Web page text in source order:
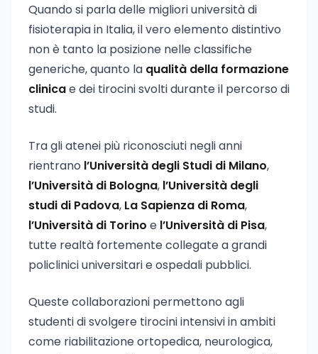
Quando si parla delle migliori università di
fisioterapia in Italia, il vero elemento distintivo
non è tanto la posizione nelle classifiche
generiche, quanto la qualità della formazione
clinicae dei tirocini svolti durante il percorso di
studi.
Tra gli atenei più riconosciuti negli anni
rientrano l’Università degli Studi di Milano,
l’Università di Bologna, l’Università degli
studi di Padova, La Sapienza di Roma,
l’Università di Torino e l’Università di Pisa,
tutte realtà fortemente collegate a grandi
policlinici universitari e ospedali pubblici.
Queste collaborazioni permettono agli
studenti di svolgere tirocini intensivi in ambiti
come riabilitazione ortopedica, neurologica,